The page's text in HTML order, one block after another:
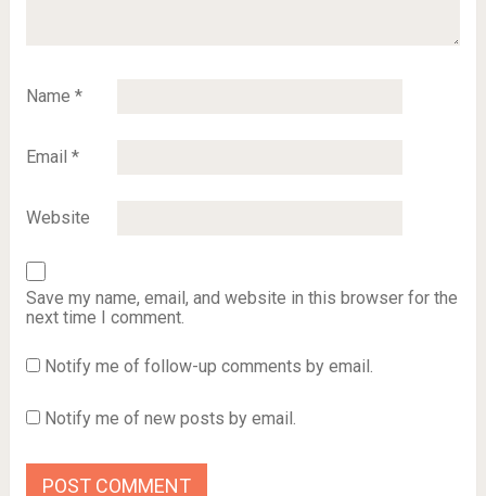
Name *
Email *
Website
Save my name, email, and website in this browser for the
next time I comment.
Notify me of follow-up comments by email.
Notify me of new posts by email.